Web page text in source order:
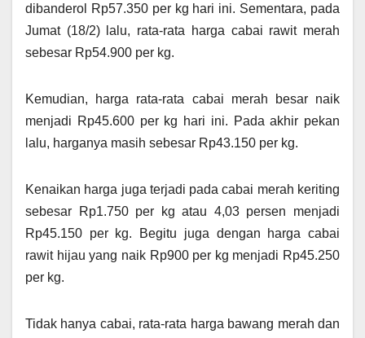
dibanderol Rp57.350 per kg hari ini. Sementara, pada
Jumat (18/2) lalu, rata-rata harga cabai rawit merah
sebesar Rp54.900 per kg.
Kemudian, harga rata-rata cabai merah besar naik
menjadi Rp45.600 per kg hari ini. Pada akhir pekan
lalu, harganya masih sebesar Rp43.150 per kg.
Kenaikan harga juga terjadi pada cabai merah keriting
sebesar Rp1.750 per kg atau 4,03 persen menjadi
Rp45.150 per kg. Begitu juga dengan harga cabai
rawit hijau yang naik Rp900 per kg menjadi Rp45.250
per kg.
Tidak hanya cabai, rata-rata harga bawang merah dan